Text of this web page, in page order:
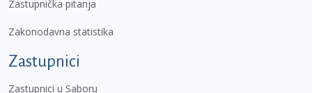
Zastupnička pitanja
Zakonodavna statistika
Zastupnici
Zastupnici u Saboru